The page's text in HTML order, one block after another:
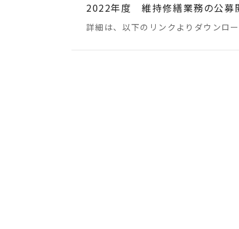
2022年度 維持修繕業務の公募
詳細は、以下のリンクよりダウン